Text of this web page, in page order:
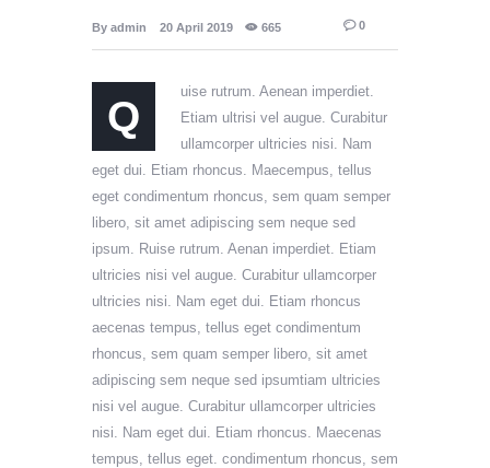
By admin 20 April 2019 665 0
Q
uise rutrum. Aenean imperdiet.
Etiam ultrisi vel augue. Curabitur
ullamcorper ultricies nisi. Nam
eget dui. Etiam rhoncus. Maecempus, tellus
eget condimentum rhoncus, sem quam semper
libero, sit amet adipiscing sem neque sed
ipsum. Ruise rutrum. Aenan imperdiet. Etiam
ultricies nisi vel augue. Curabitur ullamcorper
ultricies nisi. Nam eget dui. Etiam rhoncus
aecenas tempus, tellus eget condimentum
rhoncus, sem quam semper libero, sit amet
adipiscing sem neque sed ipsumtiam ultricies
nisi vel augue. Curabitur ullamcorper ultricies
nisi. Nam eget dui. Etiam rhoncus. Maecenas
tempus, tellus eget. condimentum rhoncus, sem